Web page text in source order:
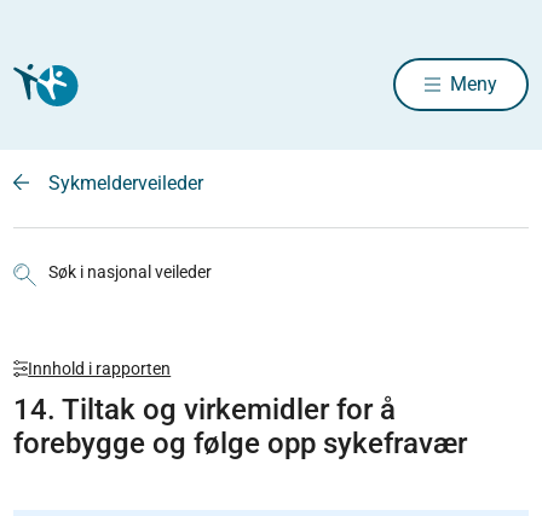
Meny
Sykmelderveileder
Søk i nasjonal veileder
Innhold i rapporten
14. Tiltak og virkemidler for å
forebygge og følge opp sykefravær